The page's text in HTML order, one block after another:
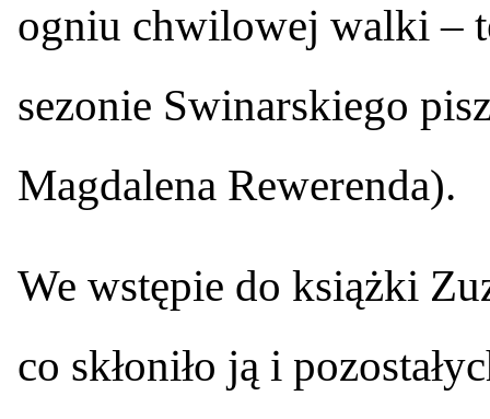
ogniu chwilowej walki –
sezonie Swinarskiego
Magdalena Rewerenda).
We wstępie do książki
co skłoniło ją i